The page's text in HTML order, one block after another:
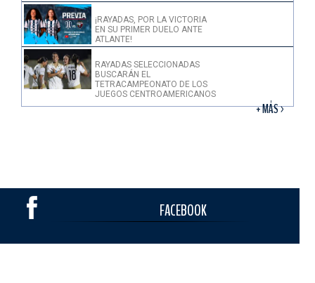
¡RAYADAS, POR LA VICTORIA
EN SU PRIMER DUELO ANTE
ATLANTE!
RAYADAS SELECCIONADAS
BUSCARÁN EL
TETRACAMPEONATO DE LOS
JUEGOS CENTROAMERICANOS
+ MÁS >
FACEBOOK